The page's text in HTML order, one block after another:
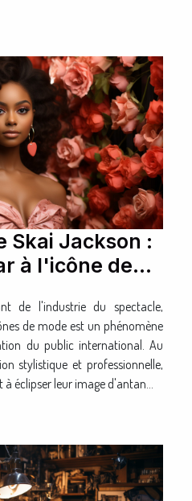
Skai Jackson :
à l'icône de
de l'industrie du spectacle,
de mode est un phénomène
du public international. Au
stylistique et professionnelle,
éclipser leur image d'antan...